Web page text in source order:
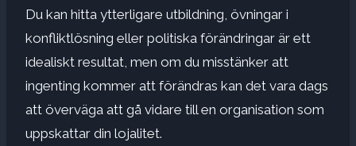
Du kan hitta ytterligare utbildning, övningar i
konfliktlösning eller politiska förändringar är ett
idealiskt resultat, men om du misstänker att
ingenting kommer att förändras kan det vara dags
att överväga att gå vidare till en organisation som
uppskattar din lojalitet.